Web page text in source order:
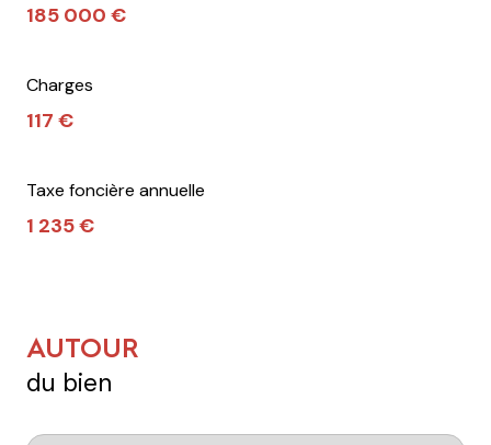
185 000 €
Charges
117 €
Taxe foncière annuelle
1 235 €
AUTOUR
du bien